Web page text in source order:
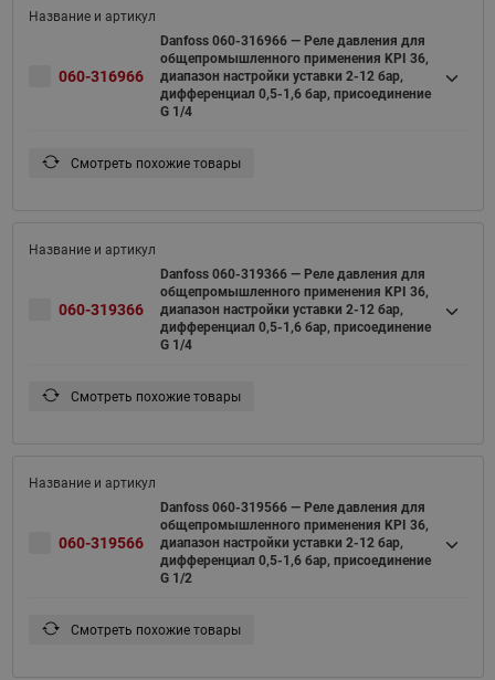
060-316966
Danfoss 060-316966 — Реле давления для
общепромышленного применения KPI 36,
диапазон настройки уставки 2-12 бар,
дифференциал 0,5-1,6 бар, присоединение
G 1/4
Смотреть похожие товары
060-319366
Danfoss 060-319366 — Реле давления для
общепромышленного применения KPI 36,
диапазон настройки уставки 2-12 бар,
дифференциал 0,5-1,6 бар, присоединение
G 1/4
Смотреть похожие товары
060-319566
Danfoss 060-319566 — Реле давления для
общепромышленного применения KPI 36,
диапазон настройки уставки 2-12 бар,
дифференциал 0,5-1,6 бар, присоединение
G 1/2
Смотреть похожие товары